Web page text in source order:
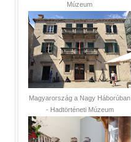
Múzeum
Magyarország a Nagy Háborúban
- Hadtörténeti Múzeum